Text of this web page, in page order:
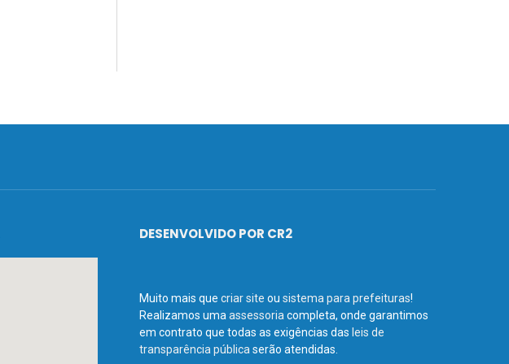
DESENVOLVIDO POR CR2
Muito mais que criar site ou sistema para prefeituras!
Realizamos uma assessoria completa, onde garantimos
em contrato que todas as exigências das leis de
transparência pública serão atendidas.